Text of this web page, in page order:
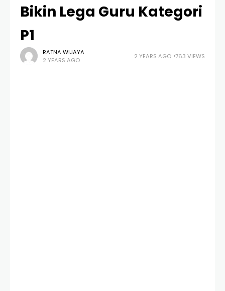
Bikin Lega Guru Kategori
P1
RATNA WIJAYA
2 YEARS AGO
2 YEARS AGO 763 VIEWS